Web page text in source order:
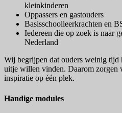
kleinkinderen
Oppassers en gastouders
Basisschoolleerkrachten en
Iedereen die op zoek is naar
Nederland
Wij begrijpen dat ouders weinig tijd
uitje willen vinden. Daarom zorgen
inspiratie op één plek.
Handige modules